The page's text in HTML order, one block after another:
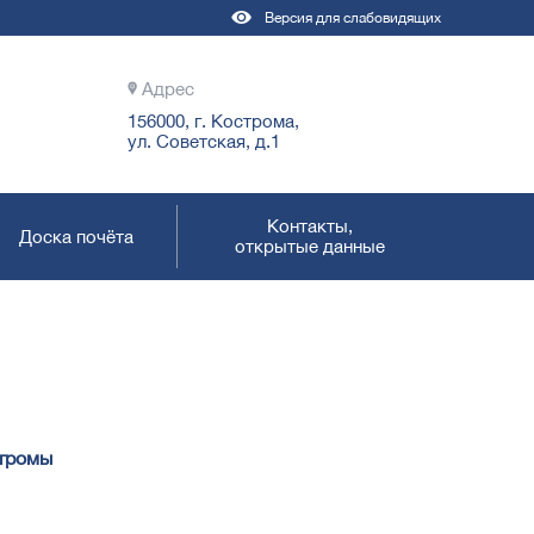
Версия для слабовидящих
Адрес
156000, г. Кострома,
ул. Советская, д.1
Доска почёта
Контакты,
открытые данные